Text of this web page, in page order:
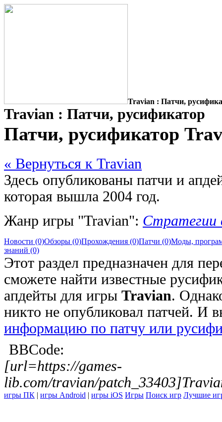
Travian : Патчи,
Travian : Патчи, русификатор
Патчи, русификатор
« Вернуться к Travian
Здесь опубликованы патчи и
которая вышла 2004 год.
Жанр игры "Travian": Стратегии
Новости (0)Обзоры (0)Прохождения (0)Патчи (0)Моды,
знаний (0)
Этот раздел предназначен для
сможете найти известные
апдейты для игры Travian.
никто не опубликовал патчей. И
информацию по патчу или
BBCode:
[url=https://games-
lib.com/travian/
игры ПК | игры Android | игры iOS Игры Поиск игр Лучшие